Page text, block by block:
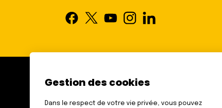
FÉDÉRATION DES AVEUGLES
6 RUE GAGER GABILLOT
Gestion des cookies
Dans le respect de votre vie privée, vous pouvez